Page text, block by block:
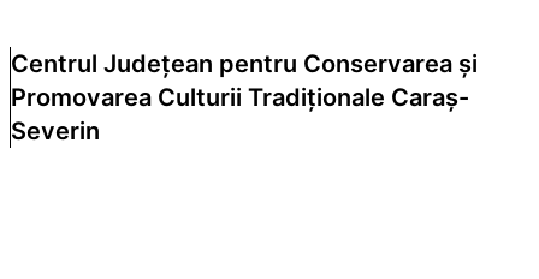
Centrul Județean pentru Conservarea și
Promovarea Culturii Tradiționale Caraș-
Severin